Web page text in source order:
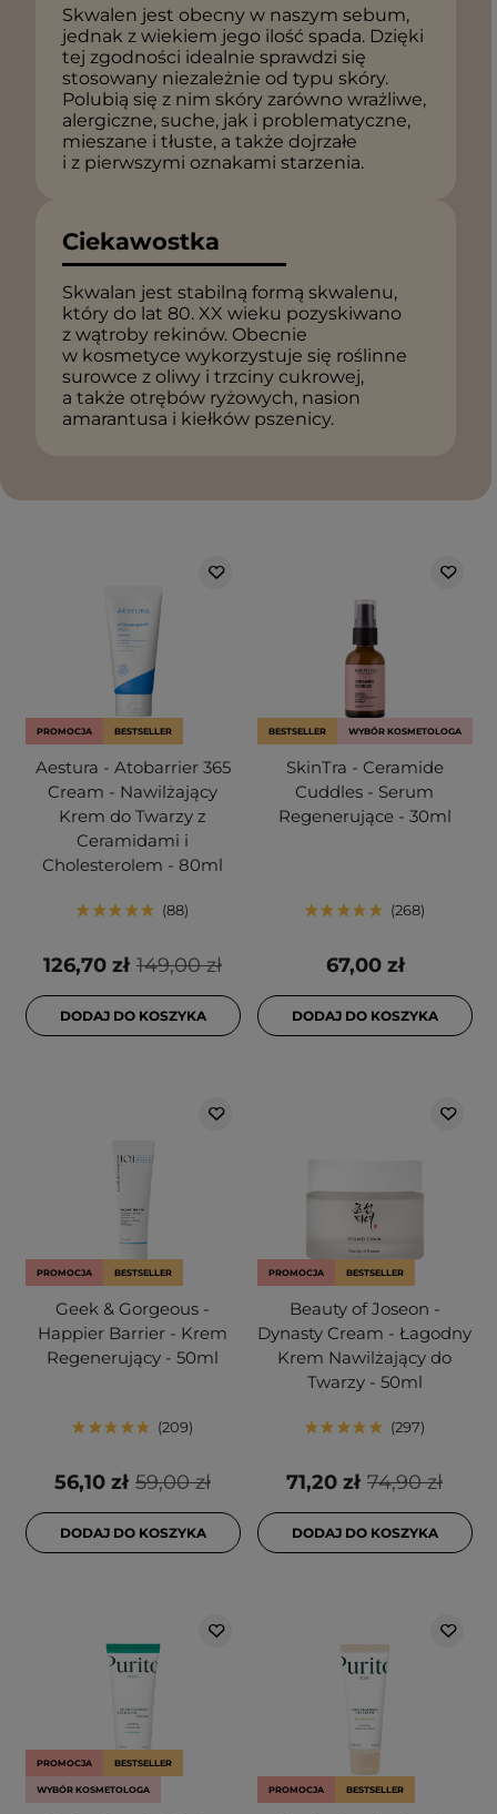
Skwalen jest obecny w naszym sebum,
jednak z wiekiem jego ilość spada. Dzięki
tej zgodności idealnie sprawdzi się
stosowany niezależnie od typu skóry.
Polubią się z nim skóry zarówno wrażliwe,
alergiczne, suche, jak i problematyczne,
mieszane i tłuste, a także dojrzałe
i z pierwszymi oznakami starzenia.
Ciekawostka
Skwalan jest stabilną formą skwalenu,
który do lat 80. XX wieku pozyskiwano
z wątroby rekinów. Obecnie
w kosmetyce wykorzystuje się roślinne
surowce z oliwy i trzciny cukrowej,
a także otrębów ryżowych, nasion
amarantusa i kiełków pszenicy.
PROMOCJA BESTSELLER
Aestura - Atobarrier 365
Cream - Nawilżający
Krem do Twarzy z
Ceramidami i
Cholesterolem - 80ml
88
149,00 zł
126,70 zł
DODAJ DO KOSZYKA
BESTSELLER WYBÓR KOSMETOLOGA
SkinTra - Ceramide
Cuddles - Serum
Regenerujące - 30ml
268
67,00 zł
DODAJ DO KOSZYKA
PROMOCJA BESTSELLER
Geek & Gorgeous -
Happier Barrier - Krem
Regenerujący - 50ml
209
59,00 zł
56,10 zł
DODAJ DO KOSZYKA
PROMOCJA BESTSELLER
Beauty of Joseon -
Dynasty Cream - Łagodny
Krem Nawilżający do
Twarzy - 50ml
297
74,90 zł
71,20 zł
DODAJ DO KOSZYKA
PROMOCJA BESTSELLER
WYBÓR KOSMETOLOGA PROMOCJA BESTSELLER